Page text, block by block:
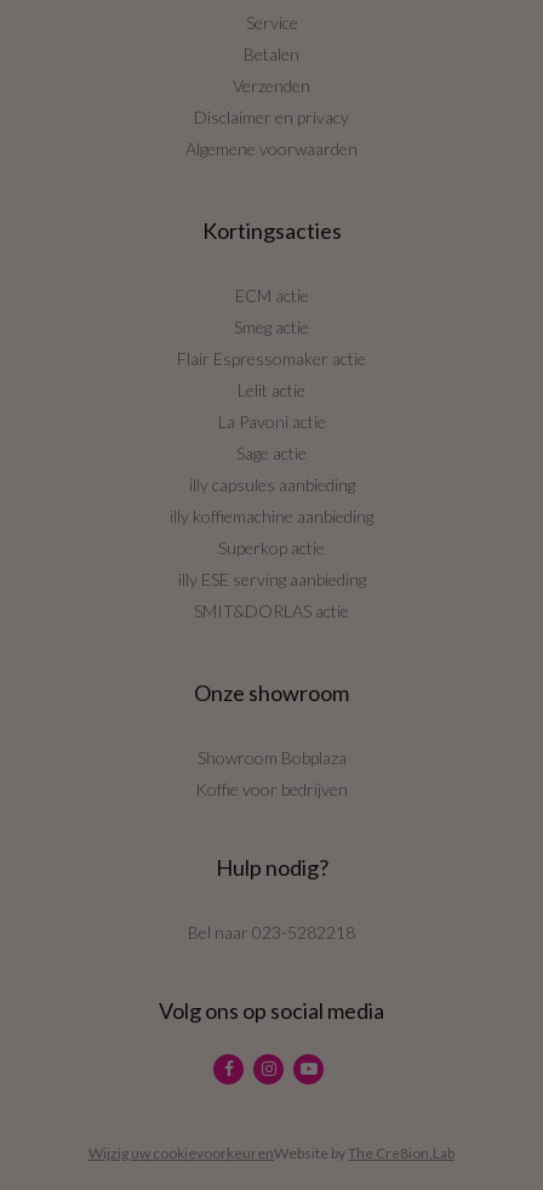
Service
Betalen
Verzenden
Disclaimer en privacy
Algemene voorwaarden
Kortingsacties
ECM actie
Smeg actie
Flair Espressomaker actie
Lelit actie
La Pavoni actie
Sage actie
illy capsules aanbieding
illy koffiemachine aanbieding
Superkop actie
illy ESE serving aanbieding
SMIT&DORLAS actie
Onze showroom
Showroom Bobplaza
Koffie voor bedrijven
Hulp nodig?
Bel naar 023-5282218
Volg ons op social media
Wijzig uw cookievoorkeurenWebsite byThe Cre8ion.Lab